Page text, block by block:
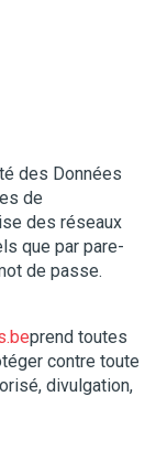
des Données
de
des réseaux
que par pare-
de passe.
prend toutes
contre toute
divulgation,